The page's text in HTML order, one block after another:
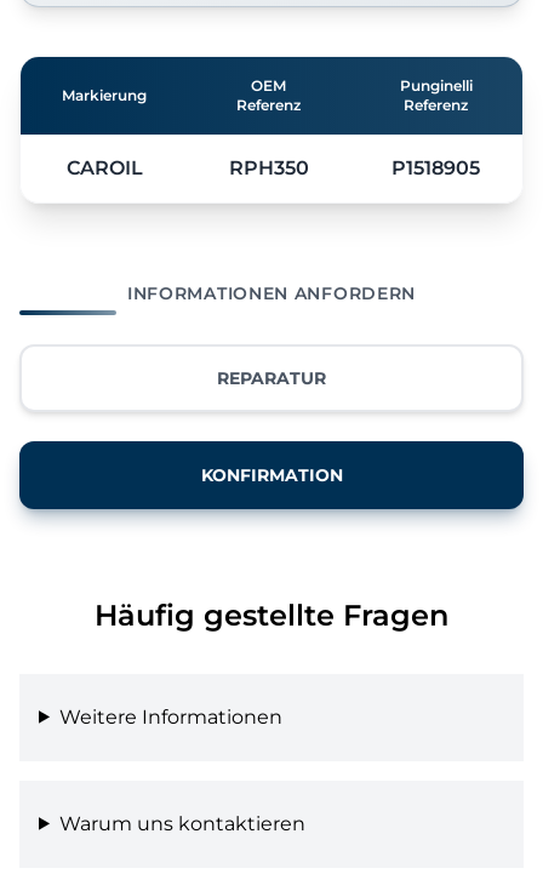
Markierung
OEM
Referenz
Punginelli
Referenz
CAROIL RPH350 P1518905
INFORMATIONEN ANFORDERN
REPARATUR
KONFIRMATION
Häufig gestellte Fragen
Weitere Informationen
Warum uns kontaktieren